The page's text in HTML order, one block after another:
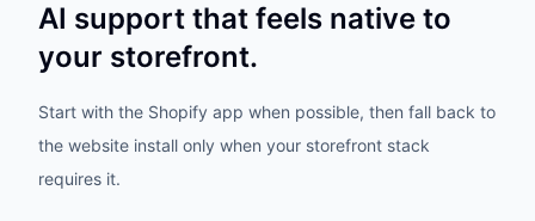
AI support that feels native to
your storefront.
Start with the Shopify app when possible, then fall back to
the website install only when your storefront stack
requires it.